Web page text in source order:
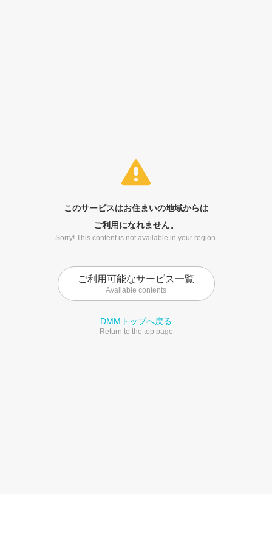
このサービスはお住まいの地域からは
ご利用になれません。
Sorry! This content is not available in your region.
ご利用可能なサービス一覧
Available contents
DMMトップへ戻る
Return to the top page